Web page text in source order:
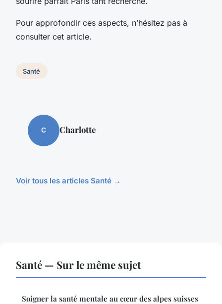
Pour approfondir ces aspects, n’hésitez pas à
consulter cet article.
Santé
C Charlotte
Voir tous les articles Santé →
Santé — Sur le même sujet
Soigner la santé mentale au cœur des alpes suisses